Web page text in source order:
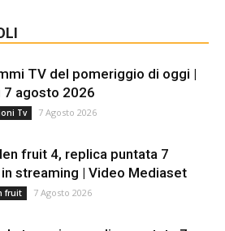
TV del pomeriggio di oggi |
7 agosto 2026
Tv 7 Agosto 2026
fruit 4, replica puntata 7
streaming | Video Mediaset
fruit 7 Agosto 2026